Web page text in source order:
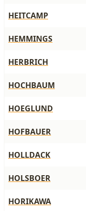
HEITCAMP
HEMMINGS
HERBRICH
HOCHBAUM
HOEGLUND
HOFBAUER
HOLLDACK
HOLSBOER
HORIKAWA